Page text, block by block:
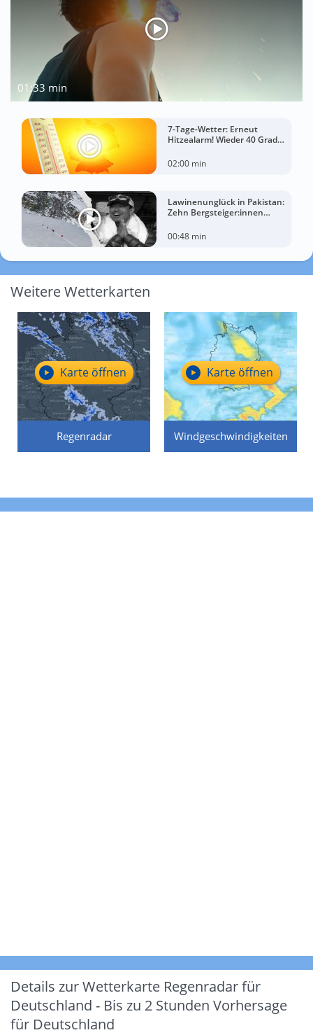
01:33 min
7-Tage-Wetter: Erneut
Hitzealarm! Wieder 40 Grad
02:00 min
Lawinenunglück in Pakistan:
Zehn Bergsteiger:innen
00:48 min
Weitere Wetterkarten
Regenradar
Karte öffnen
Windgeschwindigkeiten
Karte öffnen
Details zur Wetterkarte Regenradar für
Deutschland - Bis zu 2 Stunden Vorhersage
für Deutschland